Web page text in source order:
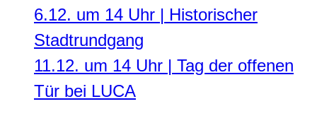
6.12. um 14 Uhr | Historischer
Stadtrundgang
11.12. um 14 Uhr | Tag der offenen
Tür bei LUCA